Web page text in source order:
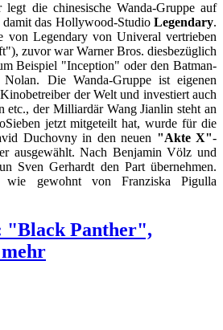
die chinesische Wanda-Gruppe auf
das Hollywood-Studio Legendary.
von Legendary von Univeral vertrieben
zuvor war Warner Bros. diesbezüglich
Beispiel "Inception" oder den Batman-
Die Wanda-Gruppe ist eigenen
der Welt und investiert auch
etc., der Milliardär Wang Jianlin steht an
jetzt mitgeteilt hat, wurde für die
Duchovny in den neuen "Akte X"-
ausgewählt. Nach Benjamin Völz und
Sven Gerhardt den Part übernehmen.
gewohnt von Franziska Pigulla
"Black Panther",